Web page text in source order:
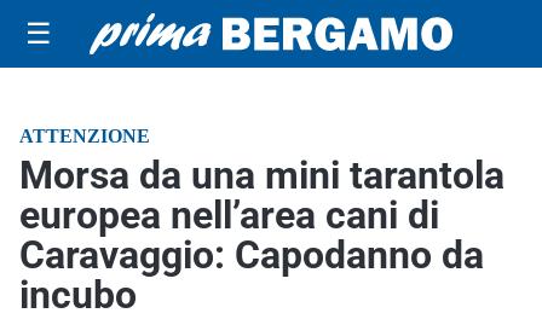
☰
ATTENZIONE
Morsa da una mini tarantola
europea nell’area cani di
Caravaggio: Capodanno da
incubo